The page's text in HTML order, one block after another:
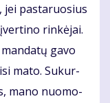
jei pas­ta­ruo­sius
rin­kė­jai.
ga­vo
ma­to. Su­kur­
ma­no nuo­mo­